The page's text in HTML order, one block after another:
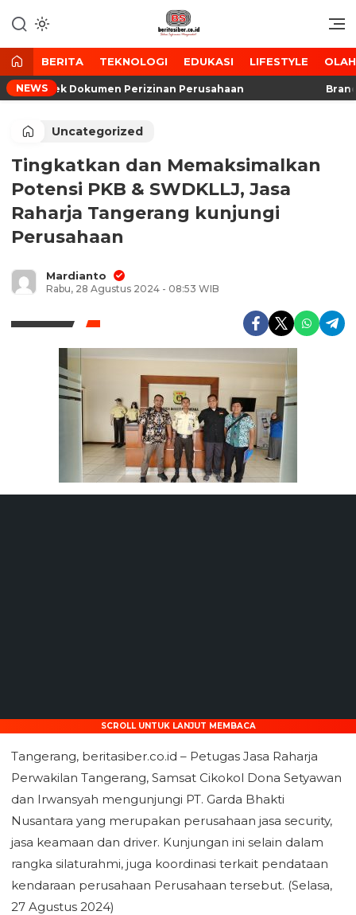
ke
konten
BeritaSiber.co.id
Media Tanggap Dan Akurat
BERITA TEKNOLOGI EDUKASI LIFESTYLE
NEWSCek Dokumen Perizinan Perusahaan
Uncategorized
Tingkatkan dan Memaksimalkan
Potensi PKB & SWDKLLJ, Jasa
Raharja Tangerang kunjungi
Perusahaan
Mardianto
Rabu, 28 Agustus 2024 - 08:53 WIB
SCROLL UNTUK LANJUT MEMBACA
Tangerang, beritasiber.co.id – Petugas Jasa Raharja
Perwakilan Tangerang, Samsat Cikokol Dona Setyawan
dan Irwansyah mengunjungi PT. Garda Bhakti
Nusantara yang merupakan perusahaan jasa security,
jasa keamaan dan driver. Kunjungan ini selain dalam
rangka silaturahmi, juga koordinasi terkait pendataan
kendaraan perusahaan Perusahaan tersebut. (Selasa,
27 Agustus 2024)